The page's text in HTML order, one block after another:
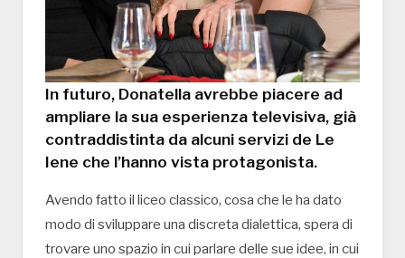
In futuro, Donatella avrebbe piacere ad
ampliare la sua esperienza televisiva, già
contraddistinta da alcuni servizi de Le
Iene che l’hanno vista protagonista.
Avendo fatto il liceo classico, cosa che le ha dato
modo di sviluppare una discreta dialettica, spera di
trovare uno spazio in cui parlare delle sue idee, in cui